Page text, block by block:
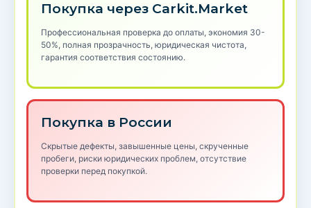
Покупка через Carkit.Market
Профессиональная проверка до оплаты, экономия 30-
50%, полная прозрачность, юридическая чистота,
гарантия соответствия состоянию.
Покупка в России
Скрытые дефекты, завышенные цены, скрученные
пробеги, риски юридических проблем, отсутствие
проверки перед покупкой.